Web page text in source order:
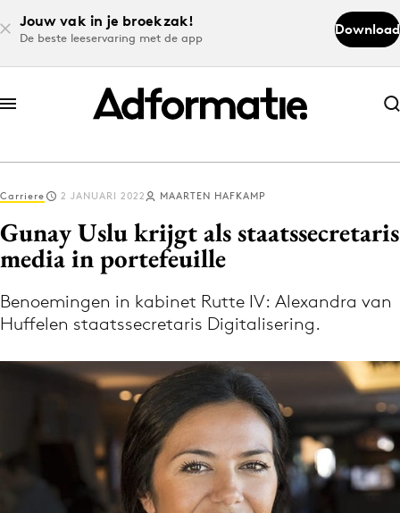
Jouw vak in je broekzak!
De beste leeservaring met de app
Download
Abonneer nu
Abonneer nu
Log in
Volg het laatste nieuws via de Adformatie
Nieuws app
Menu
Carriere 2 JANUARI 2022 MAARTEN HAFKAMP
Gunay Uslu krijgt als staatssecretaris
media in portefeuille
Benoemingen in kabinet Rutte IV: Alexandra van
Huffelen staatssecretaris Digitalisering.